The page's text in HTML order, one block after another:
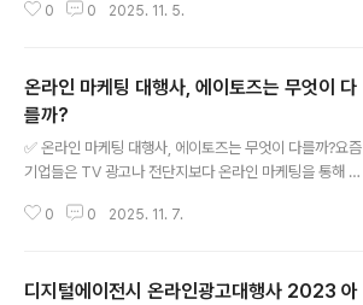
기업인데요. A부터 Z까지라는 뜻처럼 브랜드의 시작부터
즈는 단순히 광고를 집행하는 회사를 넘어, 데이터 분석과
크리에이티브 전략이 결합된 마케팅 파트너입니다.온라인
시장의 흐름을 빠르게 읽고, 트렌드를 반영한 콘텐츠 기획
과 브랜딩 전략으로 기업과 브랜드가 한 단계 더 성장할 수
랫폼별 특성과 소비자 행동 패턴을 기반으로 정확한 타겟
0 0 2025. 11. 5.
온라인 마케팅 대행사, 에이토즈는 무엇이 다
를까?
✅ 온라인 마케팅 대행사, 에이토즈는 무엇이 다를까?요즘
기업들은 TV 광고나 전단지보다 온라인 마케팅을 통해 더
다양하고 변화 속도도 빠르다 보니, 내부 인력만으로 모든
에 띄는 곳이 바로 **에이토즈(Atoz)**입니다.✅ 온라인
0 0 2025. 11. 7.
디지털에이전시 온라인광고대행사 2023 아